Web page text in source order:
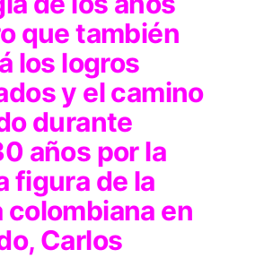
que también
los logros
y el camino
durante
años por la
figura de la
colombiana en
Carlos